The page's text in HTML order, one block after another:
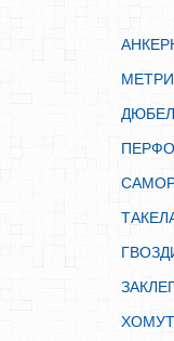
ЗАКЛЕПКИ
ХОМУТЫ, СКОБЫ
ВЕРЕВКИ,
КЛЕИ, ПЕНЫ,
ДВЕРНАЯ
МЕБЕЛЬНАЯ
ИНСТРУМЕНТ
САНТЕХНИКА
ЭЛЕКТРОТОВАРЫ